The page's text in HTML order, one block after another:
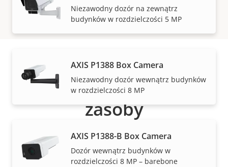
Niezawodny dozór na zewnątrz
budynków w rozdzielczości 5 MP
AXIS P1388 Box Camera
Niezawodny dozór wewnątrz budynków
w rozdzielczości 8 MP
AXIS P1388-B Box Camera
Dozór wewnątrz budynków w
rozdzielczości 8 MP – barebone
Pomoc techniczna i
zasoby
Potrzebujesz informacji o produktach lub
oprogramowaniu firmy Axis albo pomocy jednego z
naszych ekspertów?